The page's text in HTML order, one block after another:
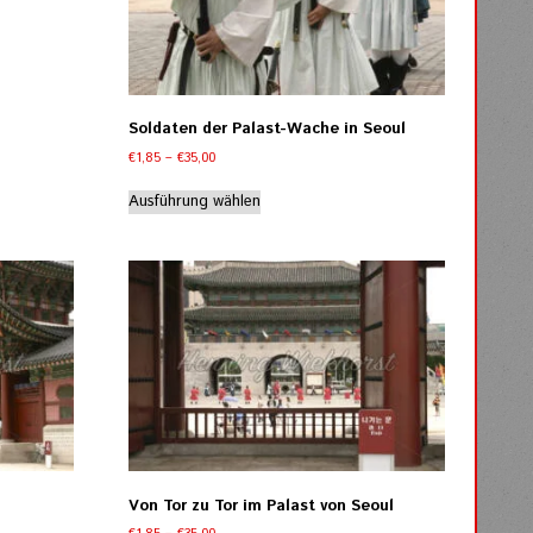
Soldaten der Palast-Wache in Seoul
€1,85 –€35,00Preisspanne:
bis
€35,00
Ausführung wählen
Dieses
Produkt
mehrere
Varianten
auf.
Die
Optionen
können
auf
der
Produktseite
gewählt
werden
Von Tor zu Tor im Palast von Seoul